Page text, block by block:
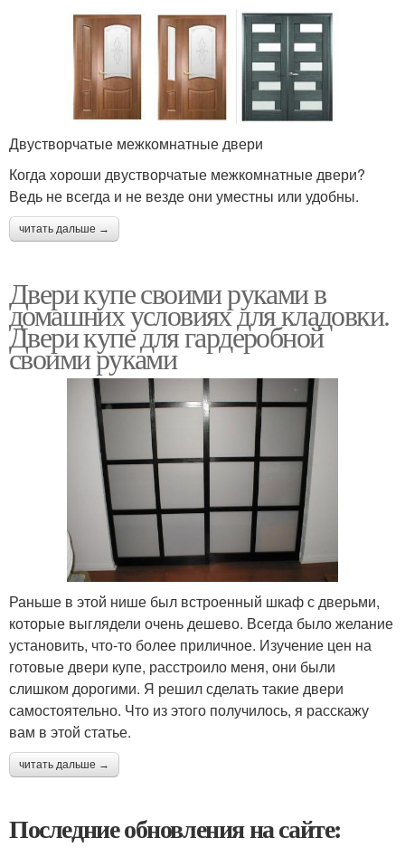
Двустворчатые межкомнатные двери
Когда хороши двустворчатые межкомнатные двери?
Ведь не всегда и не везде они уместны или удобны.
читать дальше →
Двери купе своими руками в
домашних условиях для кладовки.
Двери купе для гардеробной
своими руками
Раньше в этой нише был встроенный шкаф с дверьми,
которые выглядели очень дешево. Всегда было желание
установить, что-то более приличное. Изучение цен на
готовые двери купе, расстроило меня, они были
слишком дорогими. Я решил сделать такие двери
самостоятельно. Что из этого получилось, я расскажу
вам в этой статье.
читать дальше →
Последние обновления на сайте: